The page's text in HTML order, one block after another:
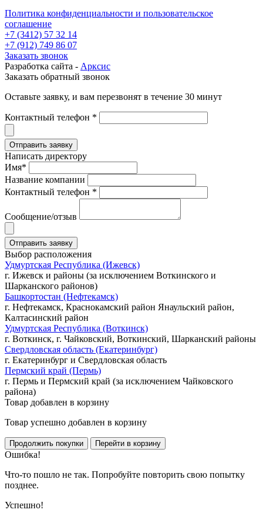
Политика конфиденциальности и пользовательское
соглашение
+7 (3412) 57 32 14
+7 (912) 749 86 07
Заказать звонок
Разработка сайта - Арксис
Заказать обратный звонок
Оставьте заявку, и вам перезвонят в течение 30 минут
Контактный телефон *
Написать директору
Имя*
Название компании
Контактный телефон *
Сообщение/отзыв
Выбор расположения
Удмуртская Республика (Ижевск)
г. Ижевск и районы (за исключением Воткинского и
Шарканского районов)
Башкортостан (Нефтекамск)
г. Нефтекамск, Краснокамский район Янаульский район,
Калтасинский район
Удмуртская Республика (Воткинск)
г. Воткинск, г. Чайковский, Воткинский, Шарканский районы
Свердловская область (Екатеринбург)
г. Екатеринбург и Свердловская область
Пермский край (Пермь)
г. Пермь и Пермский край (за исключением Чайковского
района)
Товар добавлен в корзину
Товар успешно добавлен в корзину
Ошибка!
Что-то пошло не так. Попробуйте повторить свою попытку
позднее.
Успешно!